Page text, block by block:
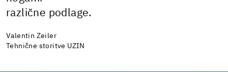
različne podlage.
Valentin Zeiler
Tehnične storitve UZIN